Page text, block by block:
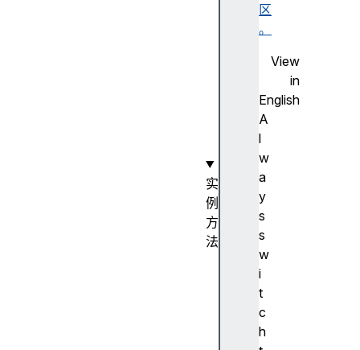
区
。
View
in
English
A
l
w
a
y
s
s
w
i
t
c
h
实
例
方
法